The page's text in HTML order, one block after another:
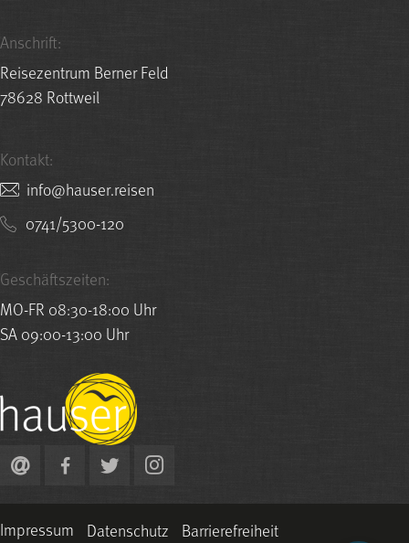
Anschrift:
Reisezentrum Berner Feld
78628 Rottweil
Kontakt:
nesier.resuah@ofni
0741/5300-120
Geschäftszeiten:
MO-FR 08:30-18:00 Uhr
SA 09:00-13:00 Uhr
Impressum Datenschutz Barrierefreiheit